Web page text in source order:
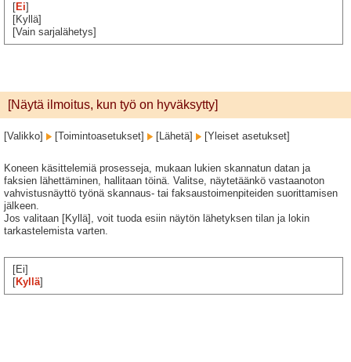
[Ei]
[Kyllä]
[Vain sarjalähetys]
[Näytä ilmoitus, kun työ on hyväksytty]
[Valikko] [Toimintoasetukset] [Lähetä] [Yleiset asetukset]
Koneen käsittelemiä prosesseja, mukaan lukien skannatun datan ja
faksien lähettäminen, hallitaan töinä. Valitse, näytetäänkö vastaanoton
vahvistusnäyttö työnä skannaus- tai faksaustoimenpiteiden suorittamisen
jälkeen.
Jos valitaan [Kyllä], voit tuoda esiin näytön lähetyksen tilan ja lokin
tarkastelemista varten.
[Ei]
[Kyllä]